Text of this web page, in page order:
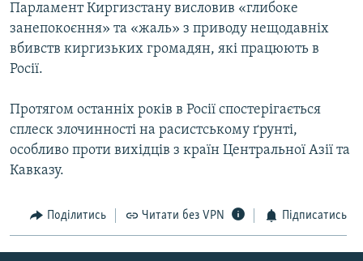
КРИМ РЕАЛІЇ
РУС
КТАТ
ДОЛУЧАЙСЯ!
Парламент Киргизстану висловив «глибоке
занепокоєння» та «жаль» з приводу нещодавніх
вбивств киргизьких громадян, які працюють в
Росії.
Протягом останніх років в Росії спостерігається
сплеск злочинності на расистському ґрунті,
особливо проти вихідців з країн Центральної Азії та
Кавказу.
Поділитись Читати без VPN Підписатись